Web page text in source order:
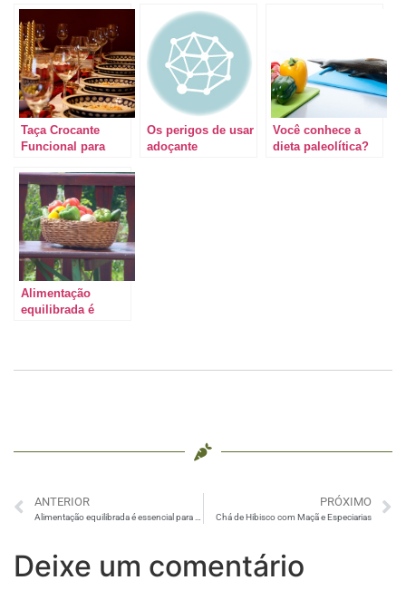
Taça Crocante
Funcional para
mais gostosa do
ano saudavelmente
Os perigos de usar
adoçante
Você conhece a
dieta paleolítica?
Alimentação
equilibrada é
ANTERIOR PRÓXIMO
Chá de Hibisco com Maçã e Especiarias
Deixe um comentário